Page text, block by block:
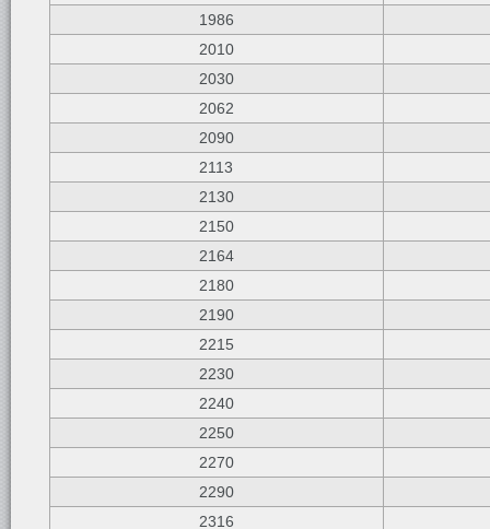
1986
2010
2030
2062
2090
2113
2130
2150
2164
2180
2190
2215
2230
2240
2250
2270
2290
2316